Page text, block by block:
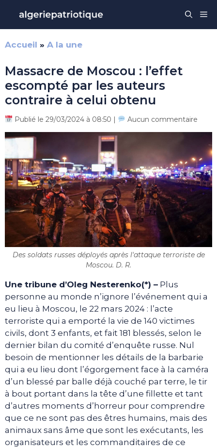
contenu
Accueil » A la une
Massacre de Moscou : l’effet
escompté par les auteurs
contraire à celui obtenu
Publié le 29/03/2024 à 08:50 | Aucun commentaire
Des soldats russes déployés après l'attaque terroriste de
Moscou. D. R.
Une tribune d’Oleg Nesterenko(*) – Plus
personne au monde n’ignore l’événement qui a
eu lieu à Moscou, le 22 mars 2024 : l’acte
terroriste qui a emporté la vie de 140 victimes
civils, dont 3 enfants, et fait 181 blessés, selon le
dernier bilan du comité d’enquête russe. Nul
besoin de mentionner les détails de la barbarie
qui a eu lieu dont l’égorgement face à la caméra
d’un blessé par balle déjà couché par terre, le tir
à bout portant dans la tête d’une fillette et tant
d’autres moments d’horreur pour comprendre
que ce ne sont pas des êtres humains, mais des
animaux sans âme que sont les exécutants, les
organisateurs et les commanditaires de ce